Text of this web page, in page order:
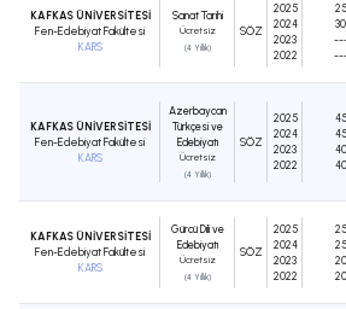
KAFKAS ÜNİVERSİTESİ
Fen-Edebiyat Fakültesi
KARS
Sanat Tarihi
Ücretsiz
(4 Yıllık)
SÖZ
2025
2024
2023
2022
25
30
KAFKAS ÜNİVERSİTESİ
Fen-Edebiyat Fakültesi
KARS
Azerbaycan
Türkçesi ve
Edebiyatı
Ücretsiz
(4 Yıllık)
SÖZ
2025
2024
2023
2022
45
45
40
40
KAFKAS ÜNİVERSİTESİ
Fen-Edebiyat Fakültesi
KARS
Gürcü Dili ve
Edebiyatı
Ücretsiz
(4 Yıllık)
SÖZ
2025
2024
2023
2022
25
25
20
20